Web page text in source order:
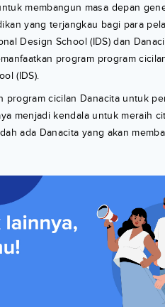
membangun masa depan
yang terjangkau bagi para
Design School (IDS) dan
program program
(IDS).
program cicilan Danacita untuk
menjadi kendala untuk meraih
ada Danacita yang akan